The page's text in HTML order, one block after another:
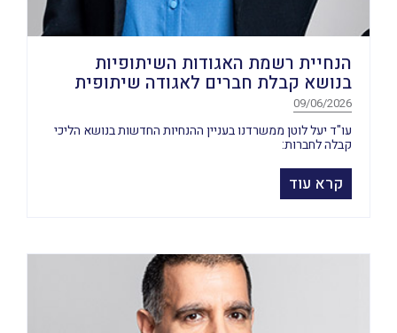
הנחיית רשמת האגודות השיתופיות
בנושא קבלת חברים לאגודה שיתופית
09/06/2026
עו"ד יעל לוטן ממשרדנו בעניין ההנחיות החדשות בנושא הליכי
קבלה לחברות:
קרא עוד